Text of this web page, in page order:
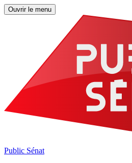
Ouvrir le menu
Public Sénat